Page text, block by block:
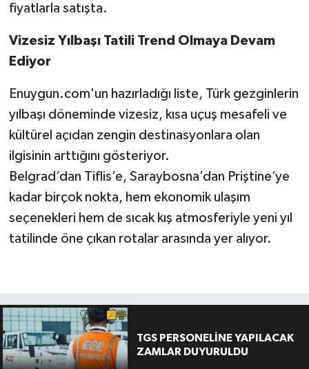
fiyatlarla satışta.
Vizesiz Yılbaşı Tatili Trend Olmaya Devam
Ediyor
Enuygun.com'un hazırladığı liste, Türk gezginlerin
yılbaşı döneminde vizesiz, kısa uçuş mesafeli ve
kültürel açıdan zengin destinasyonlara olan
ilgisinin arttığını gösteriyor.
Belgrad’dan Tiflis’e, Saraybosna’dan Priştine’ye
kadar birçok nokta, hem ekonomik ulaşım
seçenekleri hem de sıcak kış atmosferiyle yeni yıl
tatilinde öne çıkan rotalar arasında yer alıyor.
TGS PERSONELİNE YAPILACAK
ZAMLAR DUYURULDU